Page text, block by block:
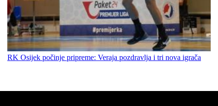
RK Osijek počinje pripreme: Veraja pozdravlja i tri nova igrača